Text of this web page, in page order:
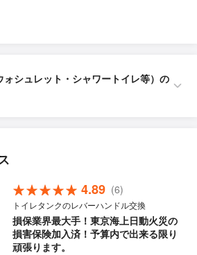
シュレット・シャワートイレ等）の
4.89 (6)
トイレタンクのレバーハンドル交換
損保業界最大手！東京海上日動火災の
損害保険加入済！予算内で出来る限り
頑張ります。